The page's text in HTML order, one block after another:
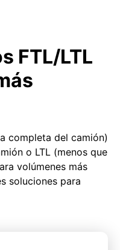
FTL/LTL
completa del camión)
o LTL (menos que
volúmenes más
soluciones para